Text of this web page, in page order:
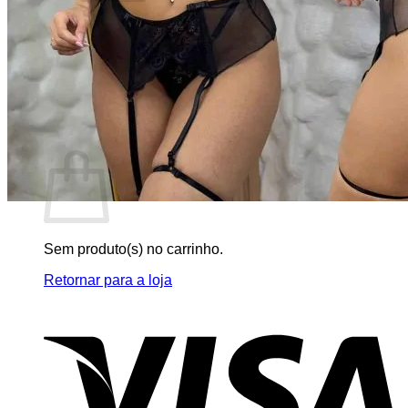
Sem produto(s) no carrinho.
Retornar para a loja
Pesquisar
por:
0
Carrinho
Sem produto(s) no carrinho.
Retornar para a loja